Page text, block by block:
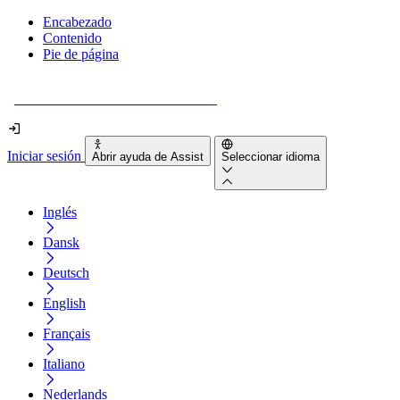
Encabezado
Contenido
Pie de página
Iniciar sesión Abrir ayuda de Assist Seleccionar idioma
Inglés
Dansk
Deutsch
English
Français
Italiano
Nederlands